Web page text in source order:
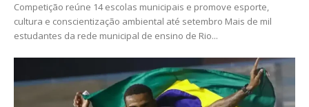
Competição reúne 14 escolas municipais e promove esporte,
cultura e conscientização ambiental até setembro Mais de mil
estudantes da rede municipal de ensino de Rio...